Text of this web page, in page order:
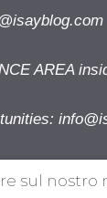
AREA
sul nostro